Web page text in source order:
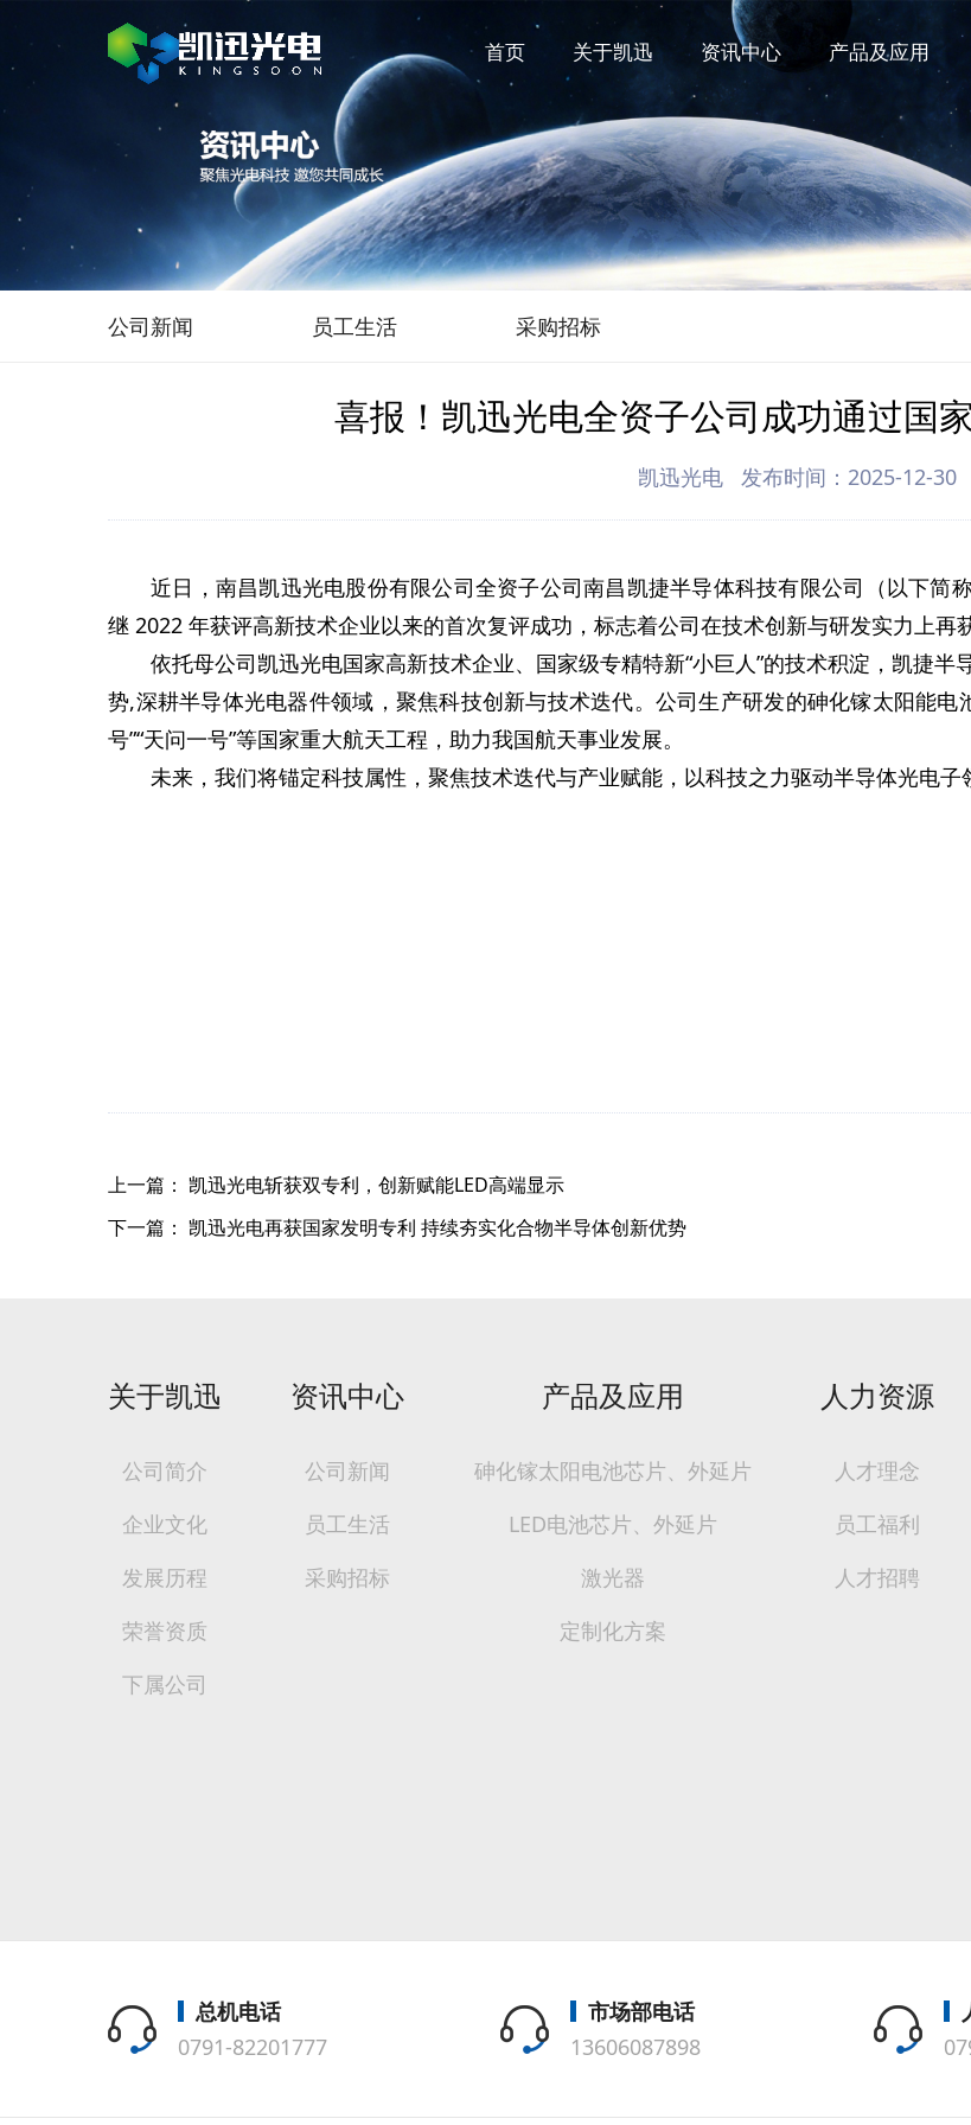
首页 关于凯迅 资讯中心 产品及应用
快捷导航
荣誉资质
下属公司
公司新闻
砷化镓太阳电池芯片、外延片
LED电池芯片、外延片
定制化方案
公司新闻 员工生活 采购招标
喜报！凯迅光电全资子公司成功通过国
凯迅光电 发布时间：2025-12-30
近日，南昌凯迅光电股份有限公司全资子公司南昌凯捷半导体科技有限公司（以下简
继 2022 年获评高新技术企业以来的首次复评成功，标志着公司在技术创新与研发实力上再
依托母公司凯迅光电国家高新技术企业、国家级专精特新“小巨人”的技术积淀，凯捷
势,深耕半导体光电器件领域，聚焦科技创新与技术迭代。公司生产研发的砷化镓太阳能
号”“天问一号”等国家重大航天工程，助力我国航天事业发展。
未来，我们将锚定科技属性，聚焦技术迭代与产业赋能，以科技之力驱动半导体光电子
上一篇： 凯迅光电斩获双专利，创新赋能LED高端显示
下一篇： 凯迅光电再获国家发明专利 持续夯实化合物半导体创新优势
关于凯迅
公司简介
企业文化
发展历程
荣誉资质
下属公司
资讯中心
公司新闻
员工生活
采购招标
产品及应用
砷化镓太阳电池芯片、外延片
LED电池芯片、外延片
激光器
定制化方案
人力资源
人才理念
员工福利
人才招聘
总机电话
0791-82201777
市场部电话
13606087898